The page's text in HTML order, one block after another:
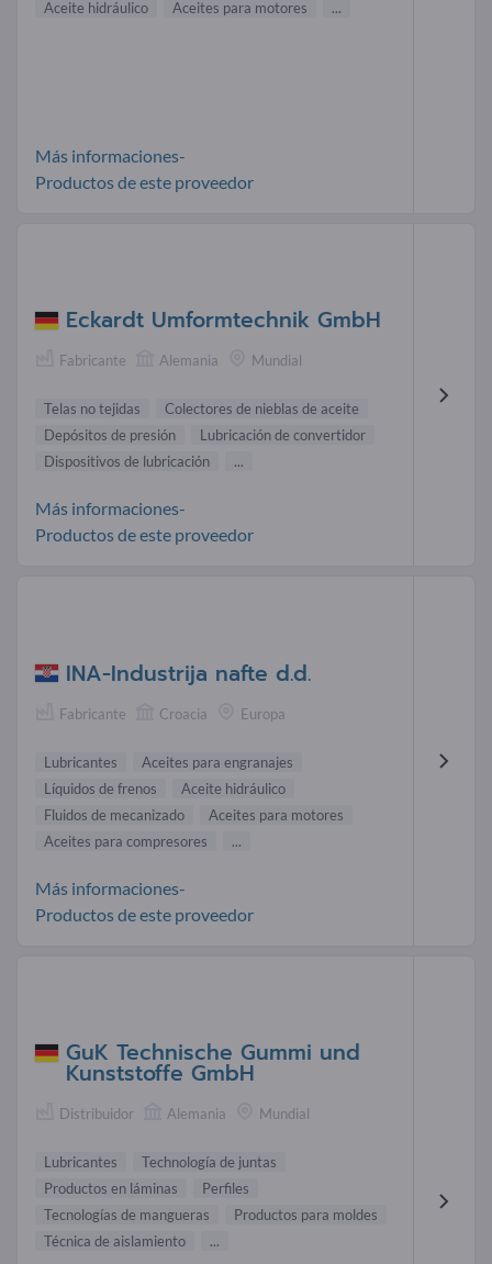
Aceite hidráulico Aceites para motores ...
Más informaciones-
Productos de este proveedor
Eckardt Umformtechnik GmbH
Fabricante Alemania Mundial
Telas no tejidas
Colectores de nieblas de aceite
Depósitos de presión
Lubricación de convertidor
Dispositivos de lubricación
...
Más informaciones-
Productos de este proveedor
INA-Industrija nafte d.d.
Fabricante Croacia Europa
Lubricantes
Aceites para engranajes
Líquidos de frenos
Aceite hidráulico
Fluidos de mecanizado
Aceites para motores
Aceites para compresores
...
Más informaciones-
Productos de este proveedor
GuK Technische Gummi und
Kunststoffe GmbH
Distribuidor Alemania Mundial
Lubricantes
Technología de juntas
Productos en láminas
Perfiles
Tecnologías de mangueras
Productos para moldes
Técnica de aislamiento
...